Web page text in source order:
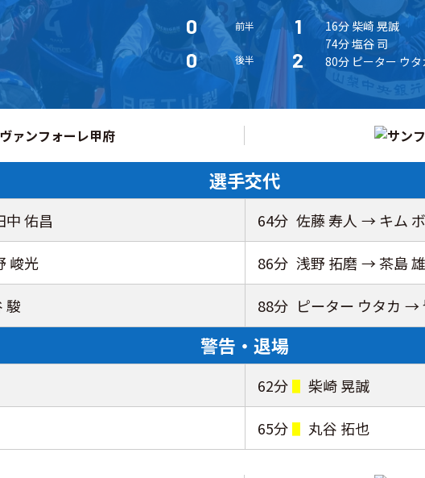
0 前半 1
16分 柴崎 晃誠
74分 塩谷 司
80分 ピーター ウタ
0 後半 2
選手交代
佑昌 64分 佐藤 寿人 → キム
峻光 86分 浅野 拓磨 → 茶島
駿 88分 ピーター ウタカ →
警告・退場
62分 柴崎 晃誠
65分 丸谷 拓也